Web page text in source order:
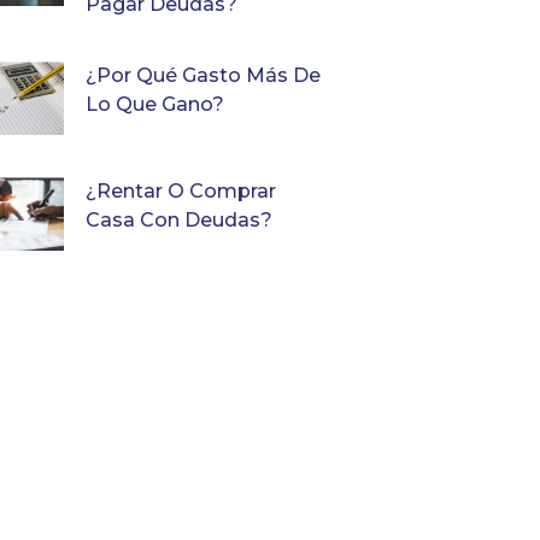
¿Por Qué Gasto Más De
Lo Que Gano?
¿Rentar O Comprar
Casa Con Deudas?